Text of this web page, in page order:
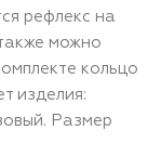
рефлекс на
можно
кольцо
изделия:
Размер